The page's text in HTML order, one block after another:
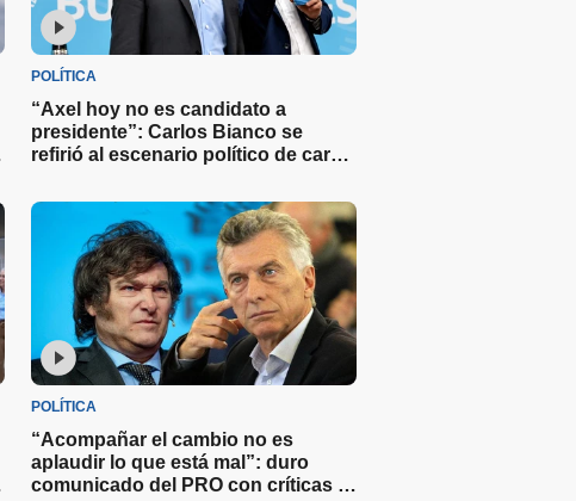
POLÍTICA
“Axel hoy no es candidato a
presidente”: Carlos Bianco se
refirió al escenario político de cara a
POLÍTICA
“Acompañar el cambio no es
aplaudir lo que está mal”: duro
comunicado del PRO con críticas y